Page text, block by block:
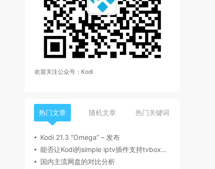
欢迎关注公众号：Kodi
热门文章 随机文章 热门关键词
Kodi 21.3 “Omega” – 发布
能否让Kodi的simple iptv插件支持tvbox的源
国内主流网盘的对比分析